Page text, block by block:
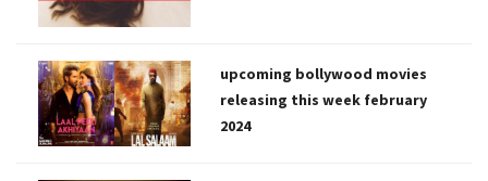
upcoming bollywood movies
releasing this week february
2024